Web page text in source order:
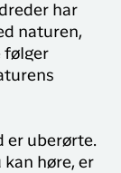
har
naturen,
følger
er uberørte.
kan høre, er